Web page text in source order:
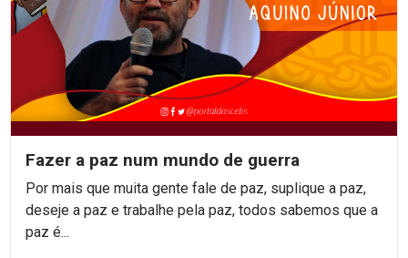
Fazer a paz num mundo de guerra
Por mais que muita gente fale de paz, suplique a paz,
deseje a paz e trabalhe pela paz, todos sabemos que a
paz é...